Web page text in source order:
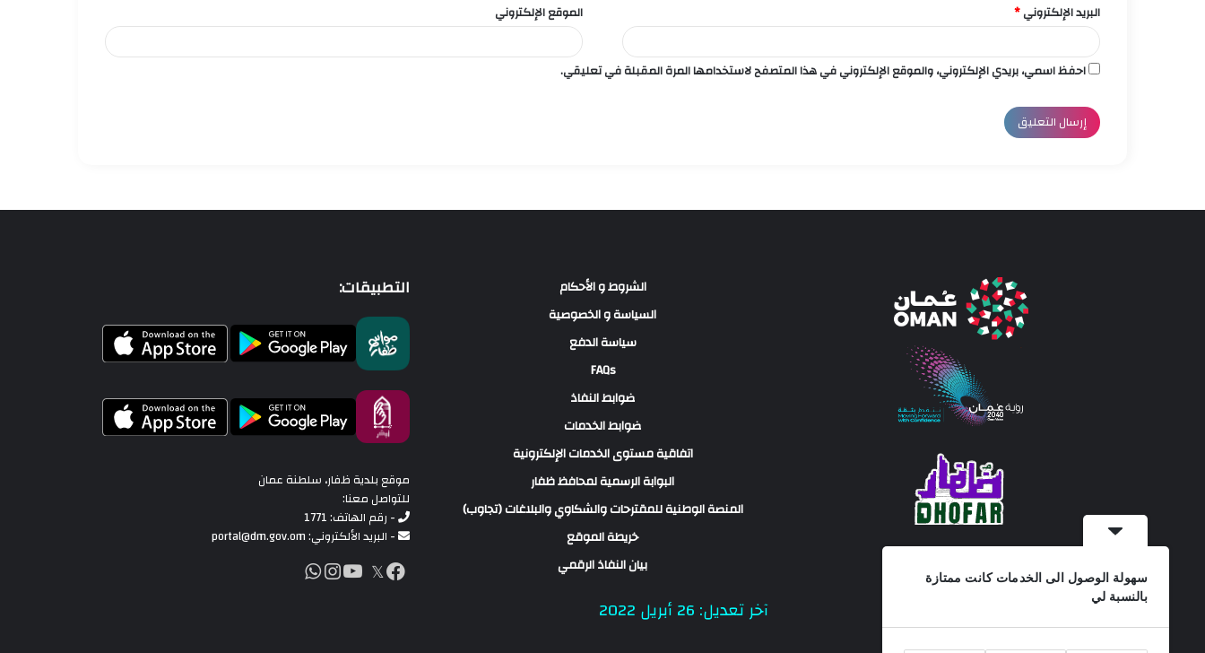
البريد الإلكتروني* الموقع الإلكتروني
احفظ اسمي، بريدي الإلكتروني، والموقع الإلكتروني في هذا المتصفح لاستخدامها المرة المقبلة في تعليقي.
الشروط و الأحكام
السياسة و الخصوصية
سياسة الدفع
FAQs
ضوابط النفاذ
ضوابط الخدمات
اتفاقية مستوى الخدمات الإلكترونية
البوابة الرسمية لمحافظ ظفار
المنصة الوطنية للمقترحات والشكاوي والبلاغات (تجاوب)
خريطة الموقع
بيان النفاذ الرقمي
آخر تعديل: 26 أبريل 2022
التطبيقات:
موقع بلدية ظفار، سلطنة عمان
للتواصل معنا:
- رقم الهاتف: 1771
- البريد الألكتروني: portal@dm.gov.om
𝕏
اكس
انستقرام
سهولة الوصول الى الخدمات كانت ممتازة
بالنسبة لي